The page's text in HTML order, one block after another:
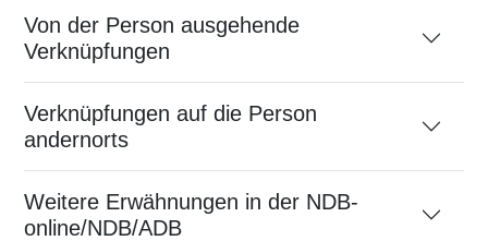
Von der Person ausgehende
Verknüpfungen
Verknüpfungen auf die Person
andernorts
Weitere Erwähnungen in der NDB-
online/NDB/ADB